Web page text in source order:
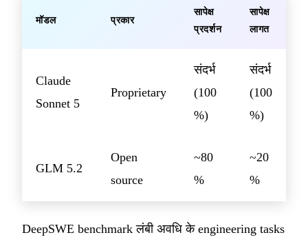
मॉडल प्रकार
सापेक्ष
प्रदर्शन
सापेक्ष
लागत
Claude
Sonnet 5
Proprietary
संदर्भ
(100
%)
संदर्भ
(100
%)
GLM 5.2
Open
source
~80
%
~20
%
DeepSWE benchmark लंबी अवधि के engineering tasks